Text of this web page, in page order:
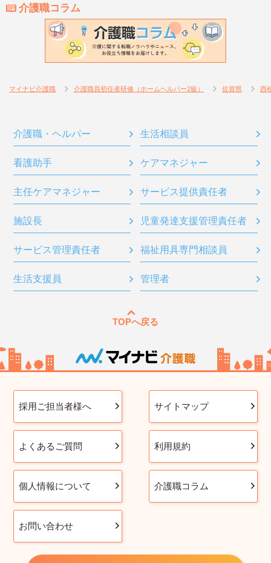
介護職コラム
マイナビ介護職 介護職員初任者研修（ホームヘルパー2級） 佐賀県 西
介護職・ヘルパー 生活相談員
看護助手 ケアマネジャー
主任ケアマネジャー サービス提供責任者
施設長 児童発達支援管理責任者
サービス管理責任者 福祉用具専門相談員
生活支援員 管理者
TOPへ戻る
採用ご担当者様へ サイトマップ
よくあるご質問 利用規約
個人情報について 介護職コラム
お問い合わせ